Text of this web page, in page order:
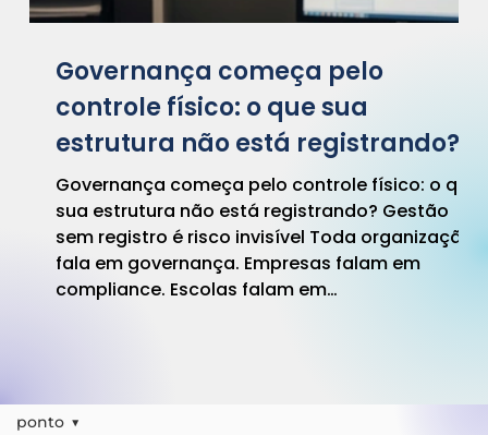
Governança começa pelo
controle físico: o que sua
estrutura não está registrando?
Governança começa pelo controle físico: o que
sua estrutura não está registrando? Gestão
sem registro é risco invisível Toda organização
fala em governança. Empresas falam em
compliance. Escolas falam em
operação física? Porque governança não
ponto